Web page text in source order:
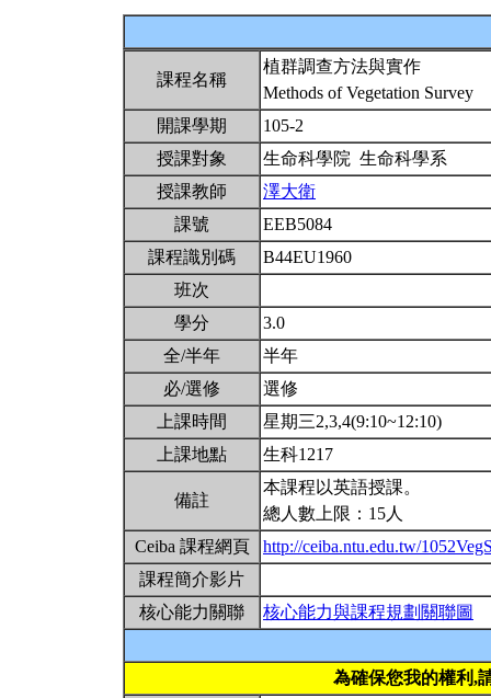
課程名稱
植群調查方法與實作
Methods of Vegetation Survey
開課學期
105-2
授課對象
生命科學院 生命科學系
授課教師
澤大衛
課號
EEB5084
課程識別碼
B44EU1960
班次
學分
3.0
全/半年
半年
必/選修
選修
上課時間
星期三2,3,4(9:10~12:10)
上課地點
生科1217
備註
本課程以英語授課。
總人數上限：15人
Ceiba 課程網頁
http://ceiba.ntu.edu.tw/
課程簡介影片
核心能力關聯
核心能力與課程規劃關聯圖
為確保您我的權利,